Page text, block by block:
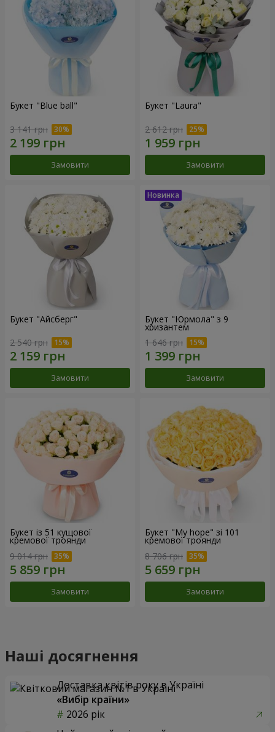
Букет "Blue ball"
3 141 грн
Замовити
Букет "Laura"
2 612 грн
Замовити
Букет "Айсберг"
2 540 грн
Замовити
Букет "Юрмола" з 9
хризантем
1 646 грн
Замовити
Букет із 51 кущової
кремової троянди
9 014 грн
Замовити
Букет "My hope" зі 101
кремової троянди
8 706 грн
Замовити
Наші досягнення
Доставка квітів року в Україні
«Вибір країни»
2026 рік